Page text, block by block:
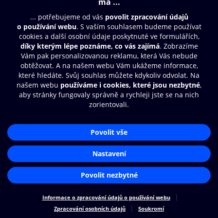
Další zábava
© O2 Czech Republic a.s.
Nákupní řád
Přístupnost
Cookies
Nastavení cookies
Aplikace O2 Knihovna
Čti a poslouchej své e-knihy a
audioknihy rychleji a pohodlněji.